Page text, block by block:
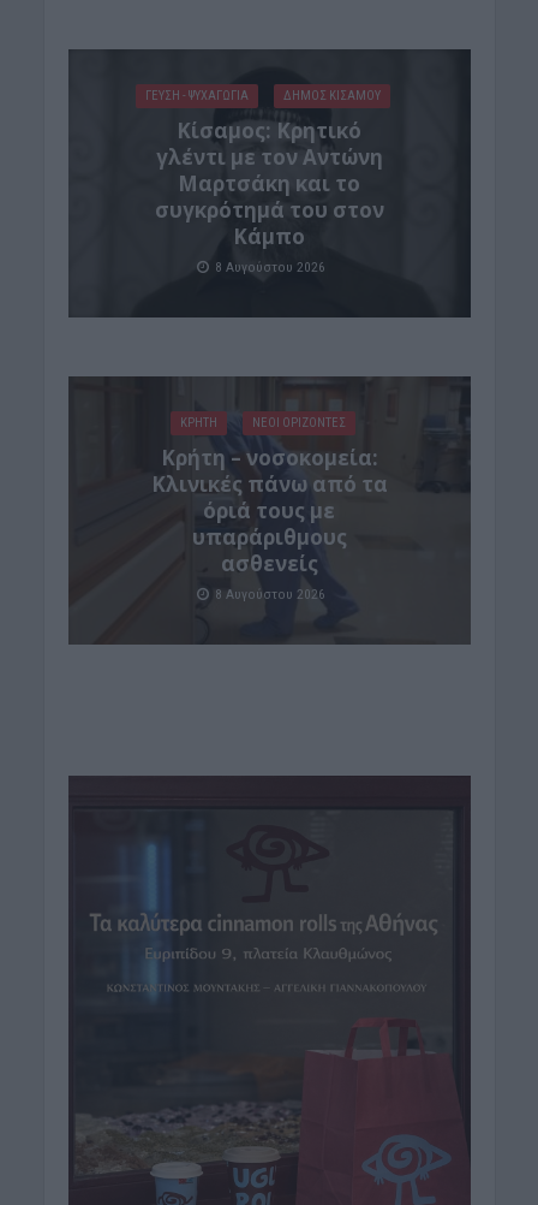
ΓΕΎΣΗ - ΨΥΧΑΓΩΓΊΑ ΔΉΜΟΣ ΚΙΣΆΜΟΥ
Kίσαμος: Κρητικό
γλέντι με τον Αντώνη
Μαρτσάκη και το
συγκρότημά του στον
Κάμπο
8 Αυγούστου 2026
ΚΡΗΤΗ ΝΕΟΙ ΟΡΙΖΟΝΤΕΣ
Κρήτη – νοσοκομεία:
Κλινικές πάνω από τα
όριά τους με
υπαράριθμους
ασθενείς
8 Αυγούστου 2026